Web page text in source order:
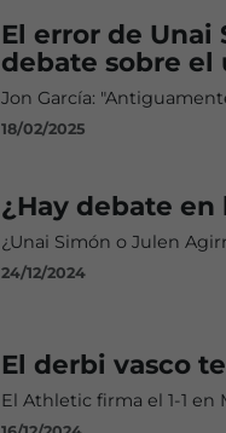
El error de Unai
debate sobre el
Jon García:
18/02/2025
¿Hay debate
¿Unai Simón o Julen
24/12/2024
El derbi vasco
El Athletic firma el 1-1 en